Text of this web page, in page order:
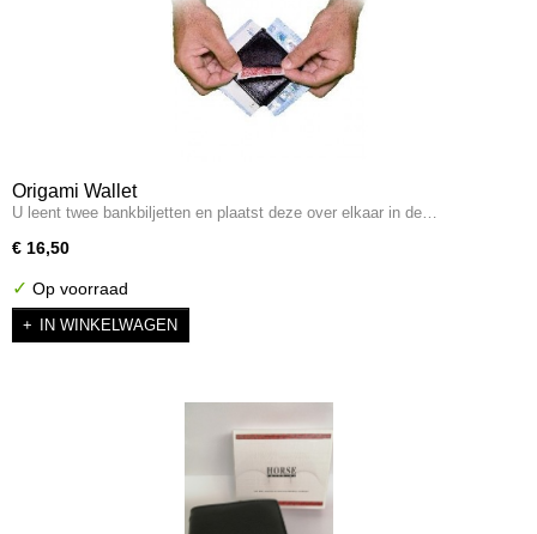
Origami Wallet
U leent twee bankbiljetten en plaatst deze over elkaar in de…
€ 16,50
✓ Op voorraad
IN WINKELWAGEN